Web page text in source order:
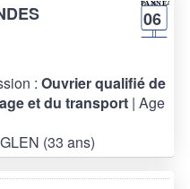
06
: Ouvrier qualifié de
et du transport | Age
(33 ans)